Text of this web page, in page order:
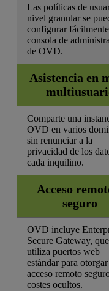
Las políticas de
nivel granular se
configurar
consola de
de OVD.
Asistencia en
Comparte una
OVD en varios
sin renunciar a la
privacidad de los
cada inquilino.
Acceso
seguro
OVD incluye
Secure Gateway, que
utiliza puertos web
estándar para otorgar
acceso remoto
costes ocultos.